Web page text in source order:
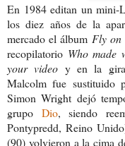
En 1984 editan un mini-
los diez años de la
mercado el álbum Fly on
recopilatorio Who made
your video y en la gira
Malcolm fue sustituido
Simon Wright dejó
grupo Dio, siendo
Pontypredd, Reino
(90) volvieron a la cima